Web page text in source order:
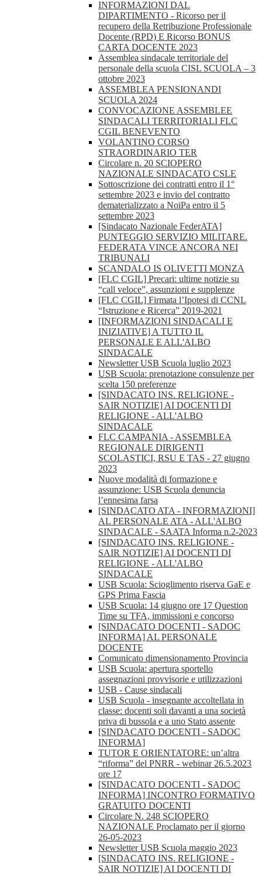
INFORMAZIONI DAL
DIPARTIMENTO - Ricorso per il
recupero della Retribuzione Professionale
Docente (RPD) E Ricorso BONUS
CARTA DOCENTE 2023
Assemblea sindacale territoriale del
personale della scuola CISL SCUOLA – 3
ottobre 2023
ASSEMBLEA PENSIONANDI
SCUOLA 2024
CONVOCAZIONE ASSEMBLEE
SINDACALI TERRITORIALI FLC
CGIL BENEVENTO
VOLANTINO CORSO
STRAORDINARIO TER
Circolare n. 20 SCIOPERO
NAZIONALE SINDACATO CSLE
Sottoscrizione dei contratti entro il 1°
settembre 2023 e invio del contratto
dematerializzato a NoiPa entro il 5
settembre 2023
[Sindacato Nazionale FederATA]
PUNTEGGIO SERVIZIO MILITARE.
FEDERATA VINCE ANCORA NEI
TRIBUNALI
SCANDALO IS OLIVETTI MONZA
[FLC CGIL] Precari: ultime notizie su
“call veloce”, assunzioni e supplenze
[FLC CGIL] Firmata l’Ipotesi di CCNL
“Istruzione e Ricerca” 2019-2021
[INFORMAZIONI SINDACALI E
INIZIATIVE] A TUTTO IL
PERSONALE E ALL'ALBO
SINDACALE
Newsletter USB Scuola luglio 2023
USB Scuola: prenotazione consulenze per
scelta 150 preferenze
[SINDACATO INS. RELIGIONE -
SAIR NOTIZIE] AI DOCENTI DI
RELIGIONE - ALL'ALBO
SINDACALE
FLC CAMPANIA - ASSEMBLEA
REGIONALE DIRIGENTI
SCOLASTICI, RSU E TAS - 27 giugno
2023
Nuove modalità di formazione e
assunzione: USB Scuola denuncia
l’ennesima farsa
[SINDACATO ATA - INFORMAZIONI]
AL PERSONALE ATA - ALL'ALBO
SINDACALE - SAATA Informa n.2-2023
[SINDACATO INS. RELIGIONE -
SAIR NOTIZIE] AI DOCENTI DI
RELIGIONE - ALL'ALBO
SINDACALE
USB Scuola: Scioglimento riserva GaE e
GPS Prima Fascia
USB Scuola: 14 giugno ore 17 Question
Time su TFA, immissioni e concorso
[SINDACATO DOCENTI - SADOC
INFORMA] AL PERSONALE
DOCENTE
Comunicato dimensionamento Provincia
USB Scuola: apertura sportello
assegnazioni provvisorie e utilizzazioni
USB - Cause sindacali
USB Scuola - insegnante accoltellata in
classe: docenti soli davanti a una società
priva di bussola e a uno Stato assente
[SINDACATO DOCENTI - SADOC
INFORMA]
TUTOR E ORIENTATORE: un’altra
“riforma” del PNRR - webinar 26.5.2023
ore 17
[SINDACATO DOCENTI - SADOC
INFORMA] INCONTRO FORMATIVO
GRATUITO DOCENTI
Circolare N. 248 SCIOPERO
NAZIONALE Proclamato per il giorno
26-05-2023
Newsletter USB Scuola maggio 2023
[SINDACATO INS. RELIGIONE -
SAIR NOTIZIE] AI DOCENTI DI